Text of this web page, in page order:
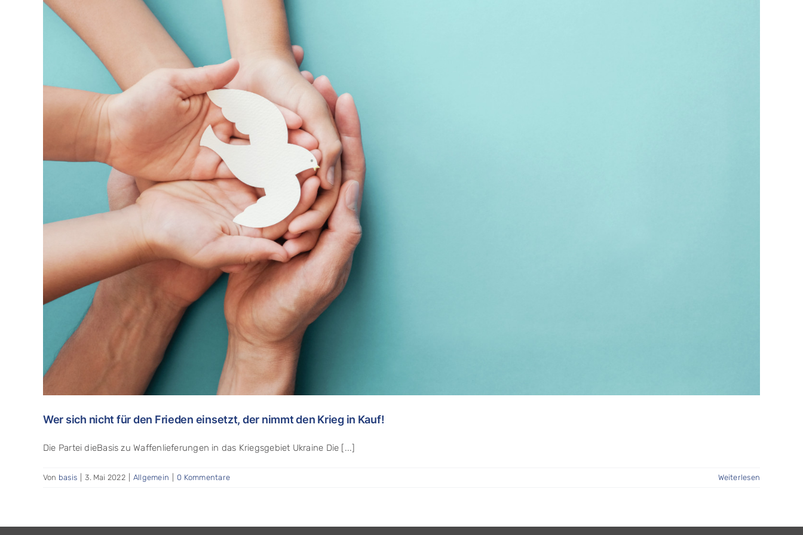
Wer sich nicht für den Frieden einsetzt, der nimmt den Krieg in Kauf!
Die Partei dieBasis zu Waffenlieferungen in das Kriegsgebiet Ukraine Die [...]
Von basis 3. Mai 2022 Allgemein 0 Kommentare Weiterlesen